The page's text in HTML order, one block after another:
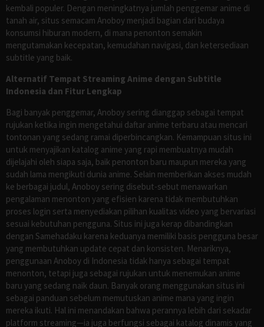
kembali populer. Dengan meningkatnya jumlah penggemar anime di
tanah air, situs semacam Anoboy menjadi bagian dari budaya
konsumsi hiburan modern, di mana penonton semakin
mengutamakan kecepatan, kemudahan navigasi, dan ketersediaan
subtitle yang baik.
Alternatif Tempat Streaming Anime dengan Subtitle
Indonesia dan Fitur Lengkap
Bagi banyak penggemar, Anoboy sering dianggap sebagai tempat
rujukan ketika ingin mengetahui daftar anime terbaru atau mencari
tontonan yang sedang ramai diperbincangkan. Kemampuan situs ini
untuk menyajikan katalog anime yang rapi membuatnya mudah
dijelajahi oleh siapa saja, baik penonton baru maupun mereka yang
sudah lama mengikuti dunia anime. Selain memberikan akses mudah
ke berbagai judul, Anoboy sering disebut-sebut menawarkan
pengalaman menonton yang efisien karena tidak membutuhkan
proses login serta menyediakan pilihan kualitas video yang bervariasi
sesuai kebutuhan pengguna. Situs ini juga kerap dibandingkan
dengan Samehadaku karena keduanya memiliki basis pengguna besar
yang membutuhkan update cepat dan konsisten. Menariknya,
penggunaan Anoboy di Indonesia tidak hanya sebagai tempat
menonton, tetapi juga sebagai rujukan untuk menemukan anime
baru yang sedang naik daun. Banyak orang menggunakan situs ini
sebagai panduan sebelum memutuskan anime mana yang ingin
mereka ikuti. Hal ini menandakan bahwa perannya lebih dari sekadar
platform streaming—ia juga berfungsi sebagai katalog dinamis yang